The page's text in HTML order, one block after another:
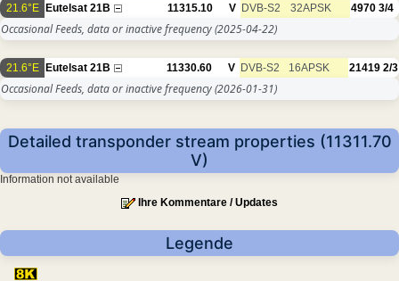
21.6°E Eutelsat 21B 11315.10 V DVB-S2 32APSK 4970 3/4
Occasional Feeds, data or inactive frequency(2025-04-22)
21.6°E Eutelsat 21B 11330.60 V DVB-S2 16APSK 21419 2/3
Occasional Feeds, data or inactive frequency(2026-01-31)
Detailed transponder stream properties (11311.70
V)
Information not available
Ihre Kommentare / Updates
Legende